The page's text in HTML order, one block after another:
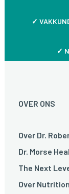
✓
✓
OVER ONS
Over Dr.
Dr. Morse
The Next
Over